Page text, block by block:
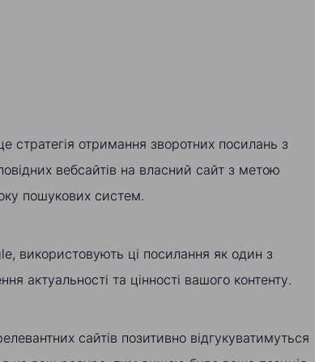
стратегія отримання зворотних посилань з
вебсайтів на власний сайт з метою
пошукових систем.
використовують ці посилання як один з
актуальності та цінності вашого контенту.
сайтів позитивно відгукуватимуться